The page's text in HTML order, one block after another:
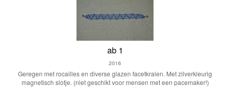
ab 1
2016
Geregen met rocailles en diverse glazen facetkralen. Met zilverkleurig
magnetisch slotje. (niet geschikt voor mensen met een pacemaker!)